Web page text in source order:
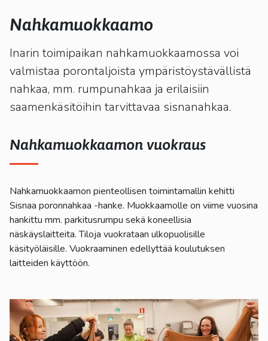
ja
pyyhkäisyliikkeitä.
Nahkamuokkaamo
Inarin toimipaikan nahkamuokkaamossa voi
valmistaa porontaljoista ympäristöystävällistä
nahkaa, mm. rumpunahkaa ja erilaisiin
saamenkäsitöihin tarvittavaa sisnanahkaa.
Nahkamuokkaamon vuokraus
Nahkamuokkaamon pienteollisen toimintamallin kehitti
Sisnaa poronnahkaa -hanke. Muokkaamolle on viime vuosina
hankittu mm. parkitusrumpu sekä koneellisia
näskäyslaitteita. Tiloja vuokrataan ulkopuolisille
käsityöläisille. Vuokraaminen edellyttää koulutuksen
laitteiden käyttöön.